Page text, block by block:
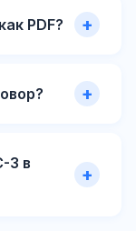
PDF?
3 в